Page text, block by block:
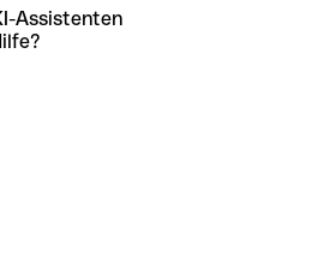
Assistenten